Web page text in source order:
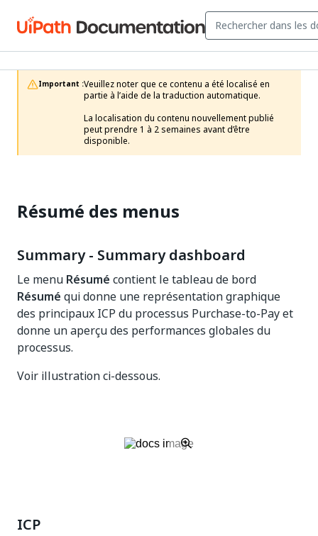
Important :Veuillez noter que ce contenu a été localisé en
partie à l’aide de la traduction automatique.
La localisation du contenu nouvellement publié
peut prendre 1 à 2 semaines avant d’être
disponible.
Résumé des menus
Summary - Summary dashboard
Le menu Résumé contient le tableau de bord
Résumé qui donne une représentation graphique
des principaux ICP du processus Purchase-to-Pay et
donne un aperçu des performances globales du
processus.
Voir illustration ci-dessous.
ICP